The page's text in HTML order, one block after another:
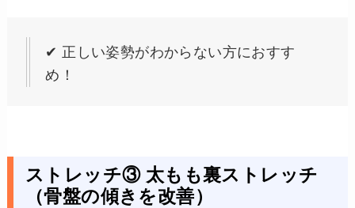
✔ 正しい姿勢がわからない方におすす
め！
ストレッチ③ 太もも裏ストレッチ
（骨盤の傾きを改善）